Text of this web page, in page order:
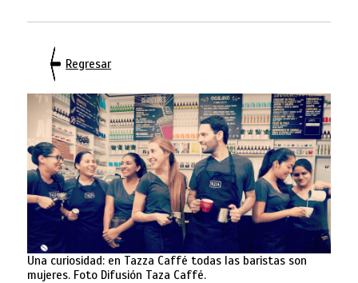
Regresar
Una curiosidad: en Tazza Caffé todas las baristas son
mujeres. Foto Difusión Taza Caffé.